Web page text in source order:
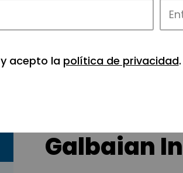
in APTE’s parks.
Galbaian
acepto la política de privacidad.